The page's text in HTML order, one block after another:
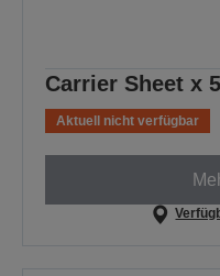
Carrier Sheet x 5
Aktuell nicht verfügbar